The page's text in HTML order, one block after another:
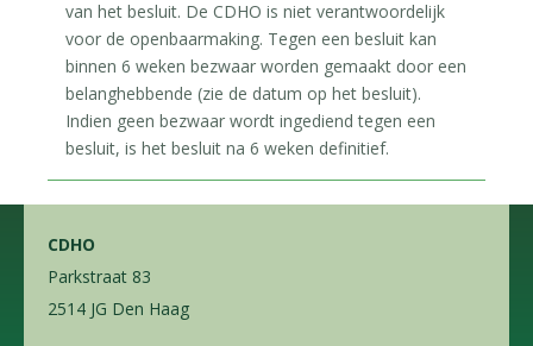
van het besluit. De CDHO is niet verantwoordelijk
voor de openbaarmaking. Tegen een besluit kan
binnen 6 weken bezwaar worden gemaakt door een
belanghebbende (zie de datum op het besluit).
Indien geen bezwaar wordt ingediend tegen een
besluit, is het besluit na 6 weken definitief.
CDHO
Parkstraat 83
2514 JG Den Haag